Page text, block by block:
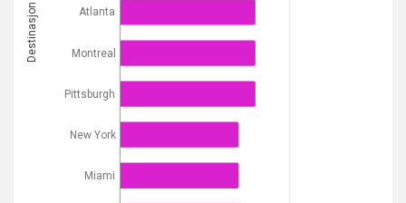
Atlanta
Montreal
Pittsburgh
New York
Miami
Destinasjon